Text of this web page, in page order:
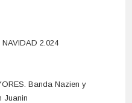
2.024
Banda Nazien y
Juanin